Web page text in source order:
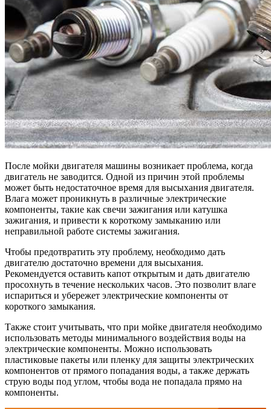
После мойки двигателя машины возникает проблема, когда
двигатель не заводится. Одной из причин этой проблемы
может быть недостаточное время для высыхания двигателя.
Влага может проникнуть в различные электрические
компоненты, такие как свечи зажигания или катушка
зажигания, и привести к короткому замыканию или
неправильной работе системы зажигания.
Чтобы предотвратить эту проблему, необходимо дать
двигателю достаточно времени для высыхания.
Рекомендуется оставить капот открытым и дать двигателю
просохнуть в течение нескольких часов. Это позволит влаге
испариться и убережет электрические компоненты от
короткого замыкания.
Также стоит учитывать, что при мойке двигателя необходимо
использовать методы минимального воздействия воды на
электрические компоненты. Можно использовать
пластиковые пакеты или пленку для защиты электрических
компонентов от прямого попадания воды, а также держать
струю воды под углом, чтобы вода не попадала прямо на
компоненты.